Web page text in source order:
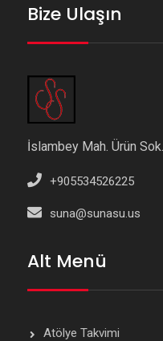
Bize Ulaşın
İslambey Mah. Ürün
+905534526225
suna@sunasu.us
Alt Menü
Atölye Takvimi